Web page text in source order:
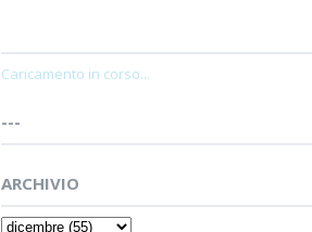
Caricamento in corso...
---
ARCHIVIO